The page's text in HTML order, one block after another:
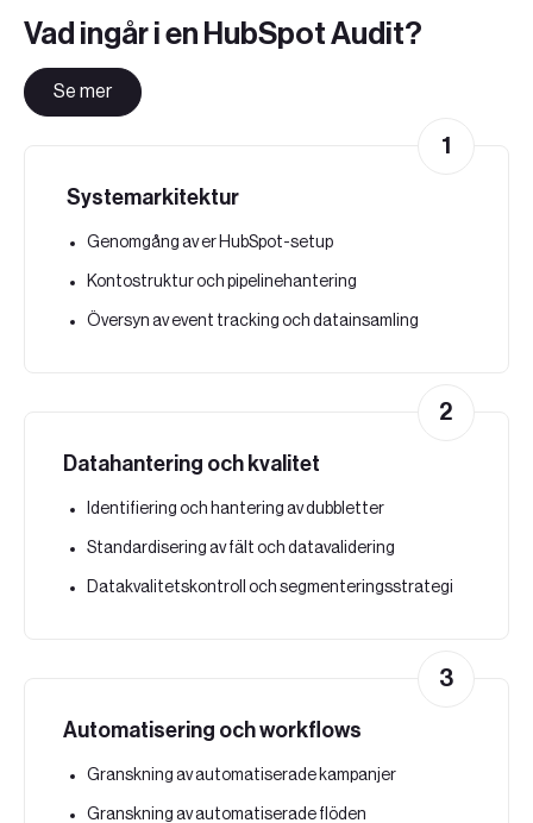
Vad ingår i en HubSpot Audit?
Se mer
Systemarkitektur
Genomgång av er HubSpot-setup
Kontostruktur och pipelinehantering
Översyn av event tracking och datainsamling
1
Datahantering och kvalitet
Identifiering och hantering av dubbletter
Standardisering av fält och datavalidering
Datakvalitetskontroll och segmenteringsstrategi
2
Automatisering och workflows
Granskning av automatiserade kampanjer
Granskning av automatiserade flöden
3